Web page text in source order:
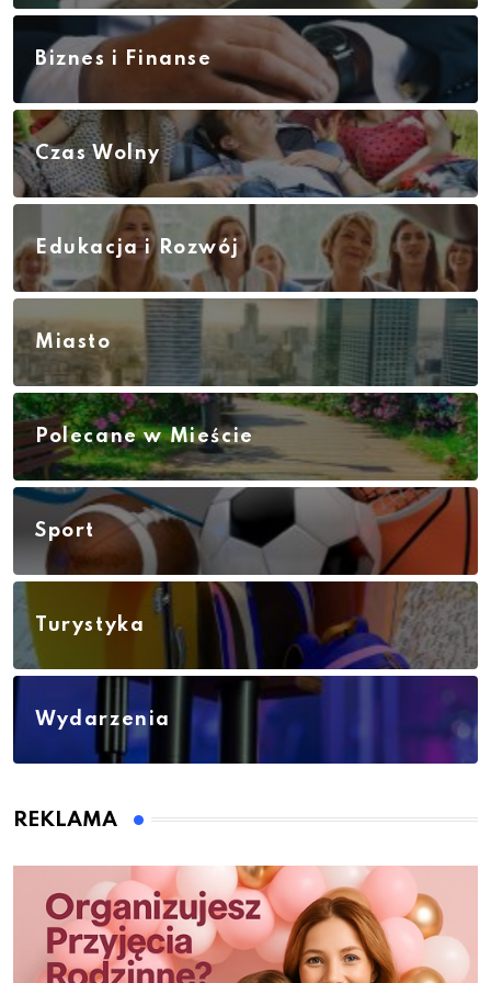
Biznes i Finanse
Czas Wolny
Edukacja i Rozwój
Miasto
Polecane w Mieście
Sport
Turystyka
Wydarzenia
REKLAMA